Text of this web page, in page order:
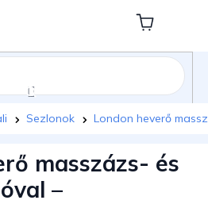
Kosár
Sezlonok London heverő
masszázs- és
–